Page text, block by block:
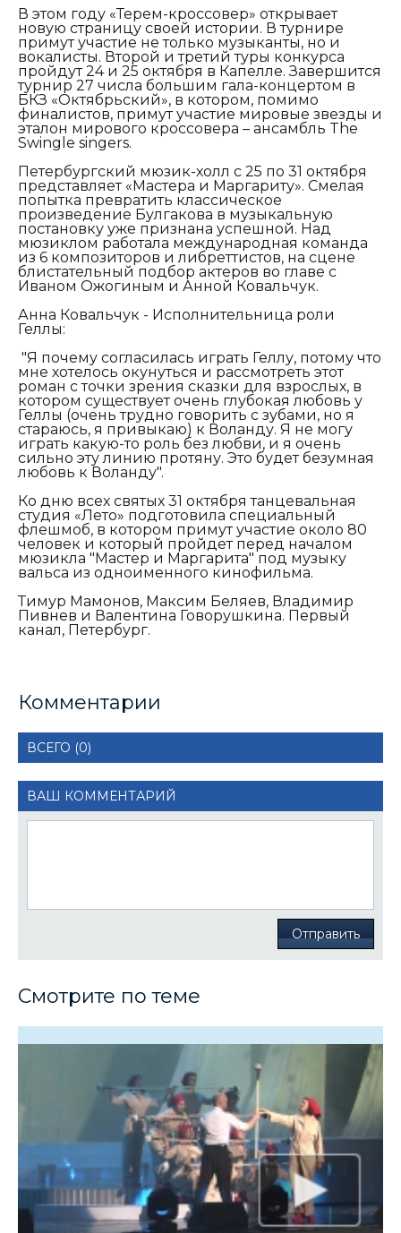
В этом году «Терем-кроссовер» открывает
новую страницу своей истории. В турнире
примут участие не только музыканты, но и
вокалисты. Второй и третий туры конкурса
пройдут 24 и 25 октября в Капелле. Завершится
турнир 27 числа большим гала-концертом в
БКЗ «Октябрьский», в котором, помимо
финалистов, примут участие мировые звезды и
эталон мирового кроссовера – ансамбль The
Swingle singers.
Петербургский мюзик-холл с 25 по 31 октября
представляет «Мастера и Маргариту». Смелая
попытка превратить классическое
произведение Булгакова в музыкальную
постановку уже признана успешной. Над
мюзиклом работала международная команда
из 6 композиторов и либреттистов, на сцене
блистательный подбор актеров во главе с
Иваном Ожогиным и Анной Ковальчук.
Анна Ковальчук - Исполнительница роли
Геллы:
"Я почему согласилась играть Геллу, потому что
мне хотелось окунуться и рассмотреть этот
роман с точки зрения сказки для взрослых, в
котором существует очень глубокая любовь у
Геллы (очень трудно говорить с зубами, но я
стараюсь, я привыкаю) к Воланду. Я не могу
играть какую-то роль без любви, и я очень
сильно эту линию протяну. Это будет безумная
любовь к Воланду".
Ко дню всех святых 31 октября танцевальная
студия «Лето» подготовила специальный
флешмоб, в котором примут участие около 80
человек и который пройдет перед началом
мюзикла "Мастер и Маргарита" под музыку
вальса из одноименного кинофильма.
Тимур Мамонов, Максим Беляев, Владимир
Пивнев и Валентина Говорушкина. Первый
канал, Петербург.
Комментарии
ВСЕГО (0)
ВАШ КОММЕНТАРИЙ
Отправить
Смотрите по теме